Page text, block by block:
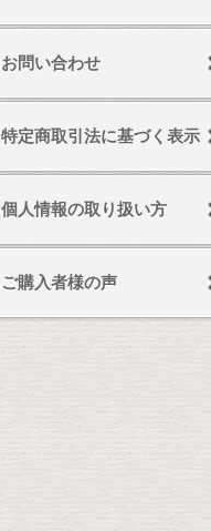
お問い合わせ
特定商取引法に基づく表示
個人情報の取り扱い方
ご購入者様の声